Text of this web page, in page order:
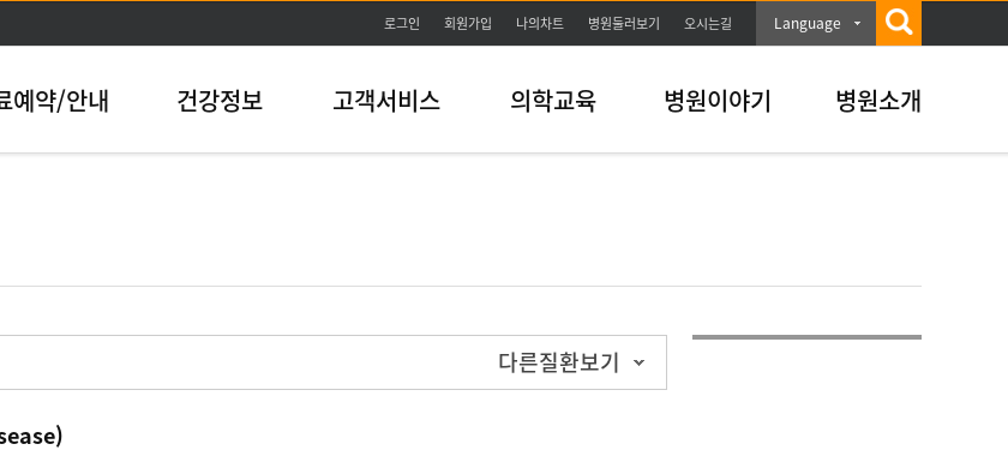
본문바로가기
로그인 회원가입 나의차트 병원둘러보기 오시는길 Language
예약/안내 건강정보 고객서비스 의학교육 병원이야기 병원소개
다른질환보기